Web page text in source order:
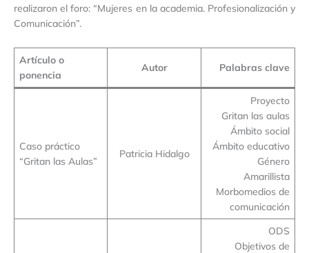
realizaron el foro: “Mujeres en la academia. Profesionalización y
Comunicación”.
Artículo o
ponencia
Autor Palabras clave
Caso práctico
“Gritan las Aulas”
Patricia Hidalgo
Proyecto
Gritan las aulas
Ámbito social
Ámbito educativo
Género
Amarillista
Morbomedios de
comunicación
ODS
Objetivos de